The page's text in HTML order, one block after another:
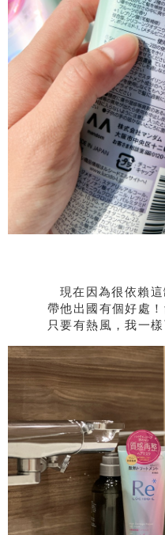
現在因為很依賴
帶他出國有個好處
只要有熱風，我一